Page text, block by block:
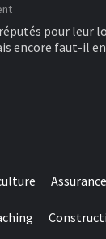
pour leur
encore faut-il